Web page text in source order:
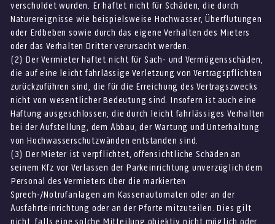
verschuldet wurden. Er haftet nicht für Schäden, die durch
Naturereignisse wie beispielsweise Hochwasser, Überflutungen
oder Erdbeben sowie durch das eigene Verhalten des Mieters
oder das Verhalten Dritter verursacht werden.
(2) Der Vermieter haftet nicht für Sach- und Vermögensschäden,
die auf eine leicht fahrlässige Verletzung von Vertragspflichten
zurückzuführen sind, die für die Erreichung des Vertragszwecks
nicht von wesentlicher Bedeutung sind. Insofern ist auch eine
Haftung ausgeschlossen, die durch leicht fahrlässiges Verhalten
bei der Aufstellung, dem Abbau, der Wartung und Unterhaltung
von Hochwasserschutzwänden entstanden sind.
(3) Der Mieter ist verpflichtet, offensichtliche Schäden an
seinem Kfz vor Verlassen der Parkeinrichtung unverzüglich dem
Personal des Vermieters über die markierten
Sprech-/Notrufanlagen am Kassenautomaten oder an der
Ausfahrteinrichtung oder an der Pforte mitzuteilen. Dies gilt
nicht, falls eine solche Mitteilung objektiv nicht möglich oder